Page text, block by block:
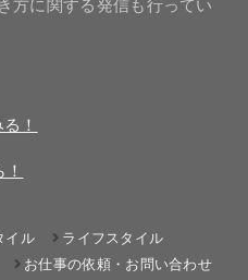
方に関する発信も行ってい
！
イル
ライフスタイル
お仕事の依頼・お問い合わせ